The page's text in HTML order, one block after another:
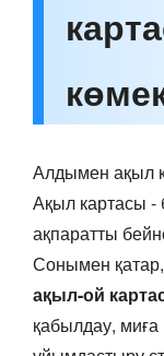
Алдымен ақыл
Ақыл картасы -
ақпаратты
Сонымен
ақыл-ой
қабылдау,